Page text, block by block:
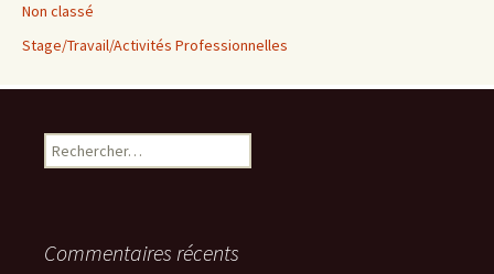
Non classé
Stage/Travail/Activités Professionnelles
Rechercher :
Commentaires récents